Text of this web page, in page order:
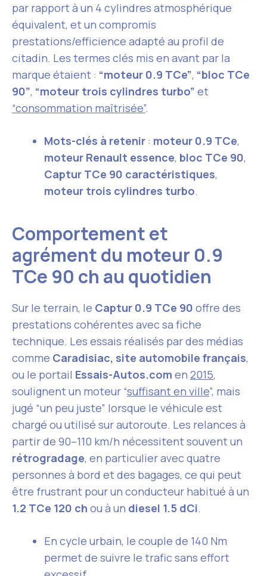
par rapport à un 4 cylindres atmosphérique
équivalent, et un compromis
prestations/efficience adapté au profil de
citadin. Les termes clés mis en avant par la
marque étaient : “moteur 0.9 TCe”, “bloc TCe
90”, “moteur trois cylindres turbo” et
“consommation maîtrisée”.
Mots-clés à retenir : moteur 0.9 TCe,
moteur Renault essence, bloc TCe 90,
Captur TCe 90 caractéristiques,
moteur trois cylindres turbo.
Comportement et
agrément du moteur 0.9
TCe 90 ch au quotidien
Sur le terrain, le Captur 0.9 TCe 90 offre des
prestations cohérentes avec sa fiche
technique. Les essais réalisés par des médias
comme Caradisiac, site automobile français,
ou le portail Essais-Autos.com en 2015,
soulignent un moteur “suffisant en ville”, mais
jugé “un peu juste” lorsque le véhicule est
chargé ou utilisé sur autoroute. Les relances à
partir de 90–110 km/h nécessitent souvent un
rétrogradage, en particulier avec quatre
personnes à bord et des bagages, ce qui peut
être frustrant pour un conducteur habitué à un
1.2 TCe 120 ch ou à un diesel 1.5 dCi.
En cycle urbain, le couple de 140 Nm
permet de suivre le trafic sans effort